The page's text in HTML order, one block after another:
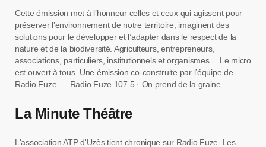
Cette émission met à l’honneur celles et ceux qui agissent pour
préserver l’environnement de notre territoire, imaginent des
solutions pour le développer et l’adapter dans le respect de la
nature et de la biodiversité. Agriculteurs, entrepreneurs,
associations, particuliers, institutionnels et organismes… Le micro
est ouvert à tous. Une émission co-construite par l’équipe de
Radio Fuze. Radio Fuze 107.5 · On prend de la graine
La Minute Théâtre
L'association ATP d'Uzès tient chronique sur Radio Fuze. Les